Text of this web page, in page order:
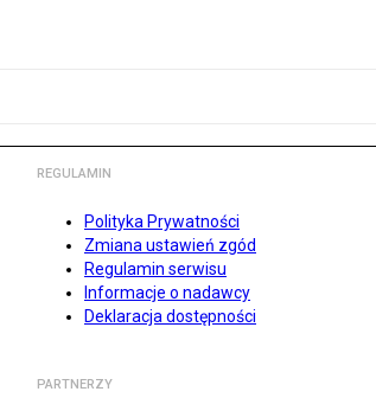
REGULAMIN
Polityka Prywatności
Zmiana ustawień zgód
Regulamin serwisu
Informacje o nadawcy
Deklaracja dostępności
PARTNERZY